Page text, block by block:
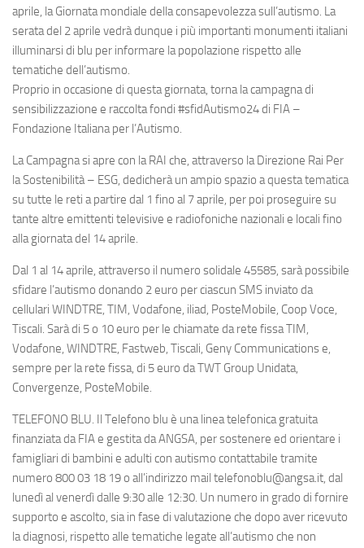
aprile, la Giornata mondiale della consapevolezza sull’autismo. La
serata del 2 aprile vedrà dunque i più importanti monumenti italiani
illuminarsi di blu per informare la popolazione rispetto alle
tematiche dell’autismo.
Proprio in occasione di questa giornata, torna la campagna di
sensibilizzazione e raccolta fondi #sfidAutismo24 di FIA –
Fondazione Italiana per l’Autismo.
La Campagna si apre con la RAI che, attraverso la Direzione Rai Per
la Sostenibilità – ESG, dedicherà un ampio spazio a questa tematica
su tutte le reti a partire dal 1 fino al 7 aprile, per poi proseguire su
tante altre emittenti televisive e radiofoniche nazionali e locali fino
alla giornata del 14 aprile.
Dal 1 al 14 aprile, attraverso il numero solidale 45585, sarà possibile
sfidare l’autismo donando 2 euro per ciascun SMS inviato da
cellulari WINDTRE, TIM, Vodafone, iliad, PosteMobile, Coop Voce,
Tiscali. Sarà di 5 o 10 euro per le chiamate da rete fissa TIM,
Vodafone, WINDTRE, Fastweb, Tiscali, Geny Communications e,
sempre per la rete fissa, di 5 euro da TWT Group Unidata,
Convergenze, PosteMobile.
TELEFONO BLU. Il Telefono blu è una linea telefonica gratuita
finanziata da FIA e gestita da ANGSA, per sostenere ed orientare i
famigliari di bambini e adulti con autismo contattabile tramite
numero 800 03 18 19 o all’indirizzo mail telefonoblu@angsa.it, dal
lunedì al venerdì dalle 9:30 alle 12:30. Un numero in grado di fornire
supporto e ascolto, sia in fase di valutazione che dopo aver ricevuto
la diagnosi, rispetto alle tematiche legate all’autismo che non